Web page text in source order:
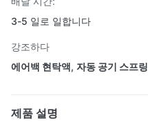
3-5 일로 일합니다
강조하다
에어백 현탁액, 자동 공기 스프링
제품 설명